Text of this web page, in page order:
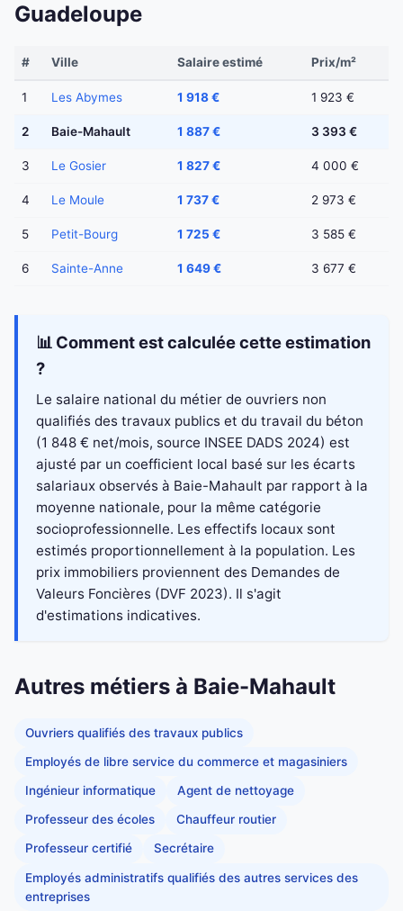
Guadeloupe
# Ville Salaire estimé Prix/m²
1 Les Abymes 1 918 € 1 923 €
2 Baie-Mahault 1 887 € 3 393 €
3 Le Gosier 1 827 € 4 000 €
4 Le Moule 1 737 € 2 973 €
5 Petit-Bourg 1 725 € 3 585 €
6 Sainte-Anne 1 649 € 3 677 €
📊 Comment est calculée cette estimation
?
Le salaire national du métier de ouvriers non
qualifiés des travaux publics et du travail du béton
(1 848 € net/mois, source INSEE DADS 2024) est
ajusté par un coefficient local basé sur les écarts
salariaux observés à Baie-Mahault par rapport à la
moyenne nationale, pour la même catégorie
socioprofessionnelle. Les effectifs locaux sont
estimés proportionnellement à la population. Les
prix immobiliers proviennent des Demandes de
Valeurs Foncières (DVF 2023). Il s'agit
d'estimations indicatives.
Autres métiers à Baie-Mahault
Ouvriers qualifiés des travaux publics
Employés de libre service du commerce et magasiniers
Ingénieur informatique Agent de nettoyage
Professeur des écoles Chauffeur routier
Professeur certifié Secrétaire
Employés administratifs qualifiés des autres services des
entreprises